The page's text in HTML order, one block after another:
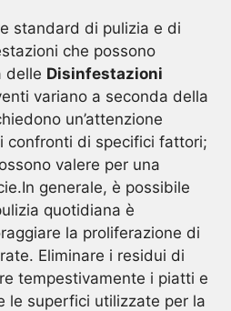
standard di pulizia e di
che possono
delle Disinfestazioni
variano a seconda della
un’attenzione
confronti di specifici fattori;
valere per una
generale, è possibile
quotidiana è
la proliferazione di
Eliminare i residui di
tempestivamente i piatti e
le superfici utilizzate per la